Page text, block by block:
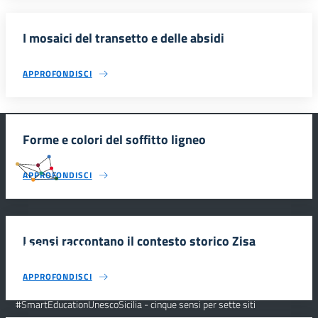
I mosaici del transetto e delle absidi
APPROFONDISCI
Forme e colori del soffitto ligneo
APPROFONDISCI
I sensi raccontano il contesto storico Zisa
APPROFONDISCI
INFORMAZIONI
#SmartEducationUnescoSicilia - cinque sensi per sette siti